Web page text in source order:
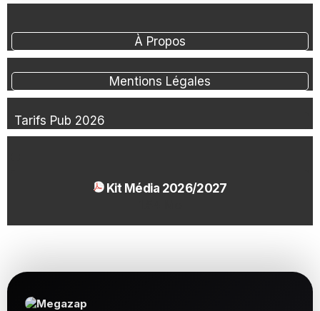
À Propos
Mentions Légales
Tarifs Pub 2026
Kit Média 2026/2027